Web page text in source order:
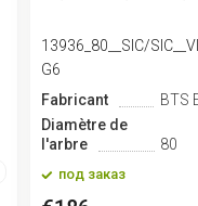
13936_80__SIC/
G6
Fabricant
BTS
Diamètre de
l'arbre
80
под заказ